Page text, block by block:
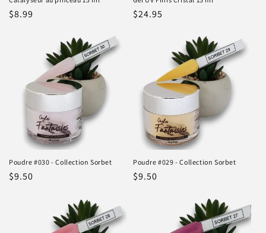
Prix
$8.99
Prix
$24.95
Poudre #030 - Collection Sorbet
Prix
$9.50
Poudre #029 - Collection Sorbet
Prix
$9.50